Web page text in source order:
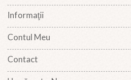
Informaţii
Contul Meu
Contact